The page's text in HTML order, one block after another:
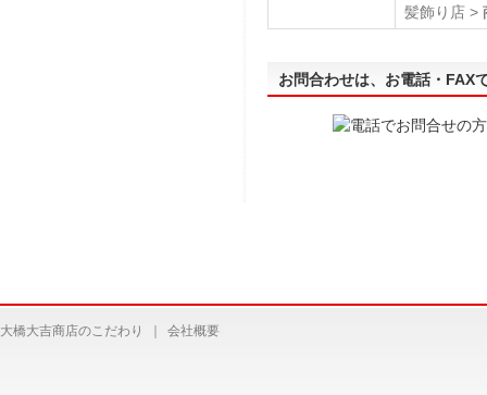
髪飾り店 >
お問合わせは、お電話・FAX
大橋大吉商店のこだわり 会社概要